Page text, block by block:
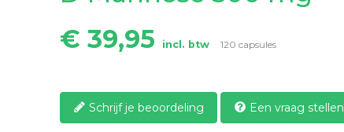
€ 39,95
incl. btw 120 capsules
Schrijf je beoordeling Een vraag stellen